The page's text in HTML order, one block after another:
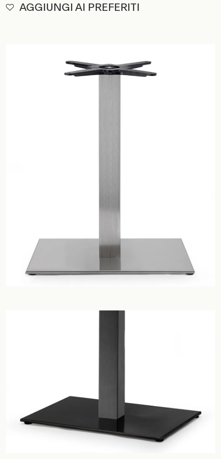
AGGIUNGI AI PREFERITI